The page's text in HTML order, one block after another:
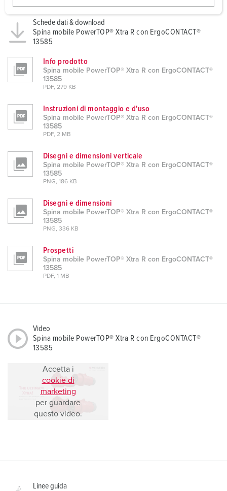
w
h
l
Schede dati & download
Spina mobile PowerTOP® Xtra R con ErgoCONTACT®
13585
Info prodotto
Spina mobile PowerTOP® Xtra R con ErgoCONTACT®
13585
PDF, 279 KB
Instruzioni di montaggio e d'uso
Spina mobile PowerTOP® Xtra R con ErgoCONTACT®
13585
PDF, 2 MB
Disegni e dimensioni verticale
Spina mobile PowerTOP® Xtra R con ErgoCONTACT®
13585
PNG, 186 KB
Disegni e dimensioni
Spina mobile PowerTOP® Xtra R con ErgoCONTACT®
13585
PNG, 336 KB
Prospetti
Spina mobile PowerTOP® Xtra R con ErgoCONTACT®
13585
PDF, 1 MB
Video
Spina mobile PowerTOP® Xtra R con ErgoCONTACT®
13585
Accetta i
cookie di
marketing
per guardare
questo video.
Linee guida